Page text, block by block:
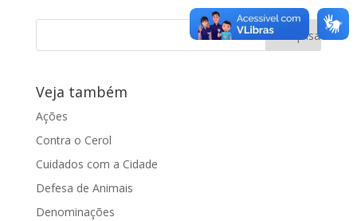
denominada Rua Patrícia Rehder
Esteves Rodrigues, a via pública da...
Veja também
Ações
Contra o Cerol
Cuidados com a Cidade
Defesa de Animais
Denominações